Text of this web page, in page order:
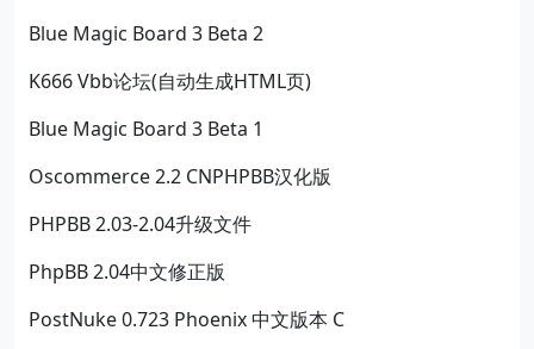
Blue Magic Board 3 Beta 2
K666 Vbb论坛(自动生成HTML页)
Blue Magic Board 3 Beta 1
Oscommerce 2.2 CNPHPBB汉化版
PHPBB 2.03-2.04升级文件
PhpBB 2.04中文修正版
PostNuke 0.723 Phoenix 中文版本 C